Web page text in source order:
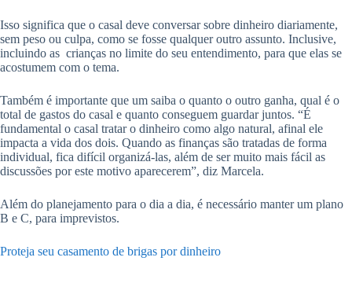
Isso significa que o casal deve conversar sobre dinheiro diariamente,
sem peso ou culpa, como se fosse qualquer outro assunto. Inclusive,
incluindo as crianças no limite do seu entendimento, para que elas se
acostumem com o tema.
Também é importante que um saiba o quanto o outro ganha, qual é o
total de gastos do casal e quanto conseguem guardar juntos. “É
fundamental o casal tratar o dinheiro como algo natural, afinal ele
impacta a vida dos dois. Quando as finanças são tratadas de forma
individual, fica difícil organizá-las, além de ser muito mais fácil as
discussões por este motivo aparecerem”, diz Marcela.
Além do planejamento para o dia a dia, é necessário manter um plano
B e C, para imprevistos.
Proteja seu casamento de brigas por dinheiro